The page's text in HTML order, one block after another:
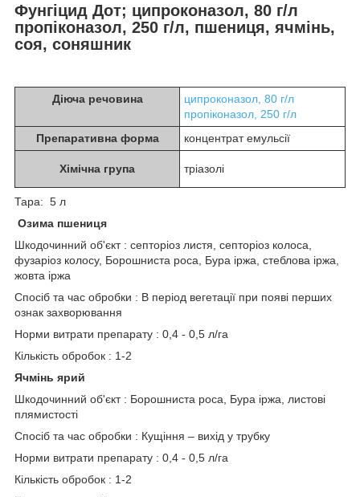
Фунгіцид Дот; ципроконазол, 80 г/л
пропіконазол, 250 г/л, пшениця, ячмінь,
соя, соняшник
Діюча речовина
ципроконазол, 80 г/л
пропіконазол, 250 г/л
Препаративна форма
концентрат емульсії
Хімічна група тріазолі
Тара: 5 л
Озима пшениця
Шкодочинний об'єкт : септоріоз листя, септоріоз колоса,
фузаріоз колосу, Борошниста роса, Бура іржа, стеблова іржа,
жовта іржа
Спосіб та час обробки : В період вегетації при появі перших
ознак захворювання
Норми витрати препарату : 0,4 - 0,5 л/га
Кількість обробок : 1-2
Ячмінь ярий
Шкодочинний об'єкт : Борошниста роса, Бура іржа, листові
плямистості
Спосіб та час обробки : Кущіння – вихід у трубку
Норми витрати препарату : 0,4 - 0,5 л/га
Кількість обробок : 1-2